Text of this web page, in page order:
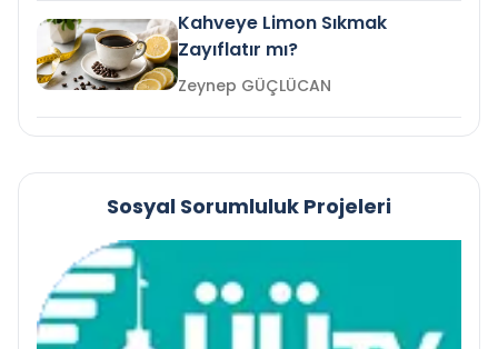
Kahveye Limon Sıkmak
Zayıflatır mı?
Zeynep GÜÇLÜCAN
Sosyal Sorumluluk Projeleri